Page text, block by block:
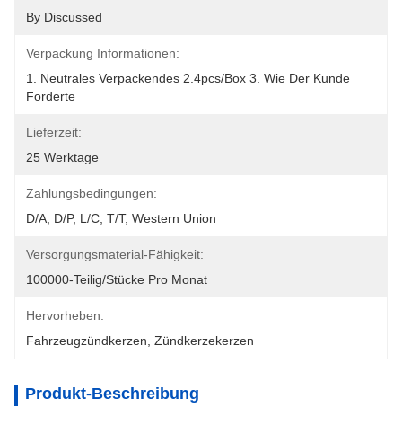
By Discussed
Verpackung Informationen:
1. Neutrales Verpackendes 2.4pcs/box 3. Wie Der Kunde
Forderte
Lieferzeit:
25 Werktage
Zahlungsbedingungen:
D/A, D/P, L/C, T/T, Western Union
Versorgungsmaterial-Fähigkeit:
100000-Teilig/Stücke Pro Monat
Hervorheben:
Fahrzeugzündkerzen Zündkerzekerzen
Produkt-Beschreibung